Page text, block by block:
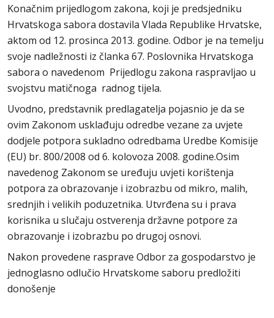
Konačnim prijedlogom zakona, koji je predsjedniku
Hrvatskoga sabora dostavila Vlada Republike Hrvatske,
aktom od 12. prosinca 2013. godine. Odbor je na temelju
svoje nadležnosti iz članka 67. Poslovnika Hrvatskoga
sabora o navedenom Prijedlogu zakona raspravljao u
svojstvu matičnoga radnog tijela.
Uvodno, predstavnik predlagatelja pojasnio je da se
ovim Zakonom usklađuju odredbe vezane za uvjete
dodjele potpora sukladno odredbama Uredbe Komisije
(EU) br. 800/2008 od 6. kolovoza 2008. godine.Osim
navedenog Zakonom se uređuju uvjeti korištenja
potpora za obrazovanje i izobrazbu od mikro, malih,
srednjih i velikih poduzetnika. Utvrđena su i prava
korisnika u slučaju ostverenja državne potpore za
obrazovanje i izobrazbu po drugoj osnovi.
Nakon provedene rasprave Odbor za gospodarstvo je
jednoglasno odlučio Hrvatskome saboru predložiti
donošenje